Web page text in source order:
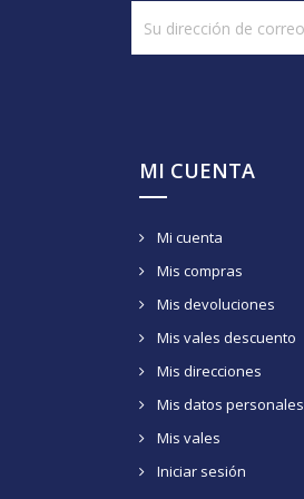
MI CUENTA
Mi cuenta
Mis compras
Mis devoluciones
Mis vales descuento
Mis direcciones
Mis datos personales
Mis vales
Iniciar sesión